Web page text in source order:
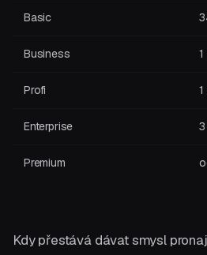
Basic
Business
Profi
Enterprise
Premium
Kdy přestává dávat smysl